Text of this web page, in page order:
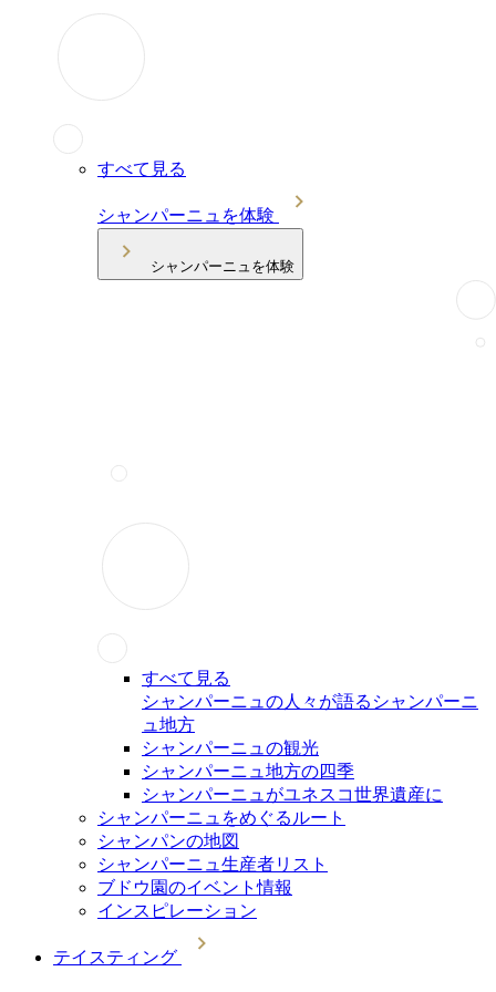
すべて見る
シャンパーニュを体験
シャンパーニュを体験
すべて見る
シャンパーニュの人々が語るシャンパーニ
ュ地方
シャンパーニュの観光
シャンパーニュ地方の四季
シャンパーニュがユネスコ世界遺産に
シャンパーニュをめぐるルート
シャンパンの地図
シャンパーニュ生産者リスト
ブドウ園のイベント情報
インスピレーション
テイスティング